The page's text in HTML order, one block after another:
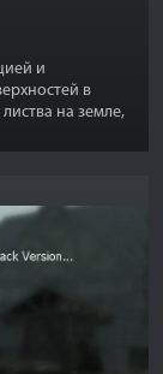
и
в
на земле,